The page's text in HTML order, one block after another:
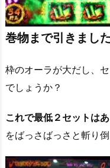
巻物まで引きまし
枠のオーラが大だし、
でしょうか？
これで最低２セットは
をばっさばっさと斬り